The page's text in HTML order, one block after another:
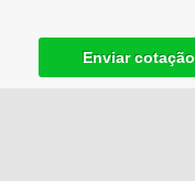
Enviar cotação